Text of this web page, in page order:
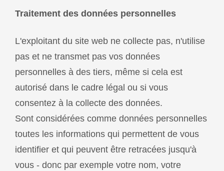
Traitement des données personnelles
L'exploitant du site web ne collecte pas, n'utilise
pas et ne transmet pas vos données
personnelles à des tiers, même si cela est
autorisé dans le cadre légal ou si vous
consentez à la collecte des données.
Sont considérées comme données personnelles
toutes les informations qui permettent de vous
identifier et qui peuvent être retracées jusqu'à
vous - donc par exemple votre nom, votre